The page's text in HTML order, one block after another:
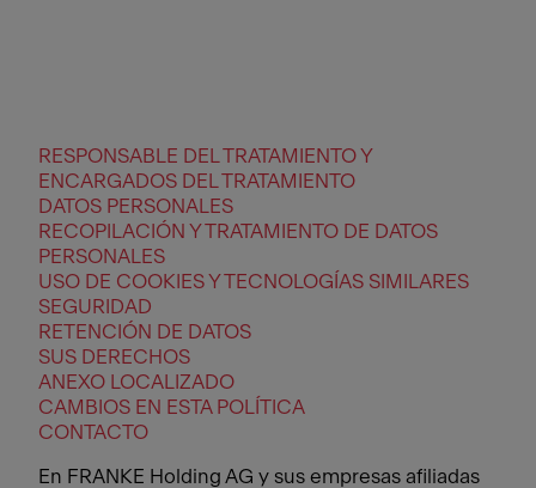
RESPONSABLE DEL TRATAMIENTO Y
ENCARGADOS DEL TRATAMIENTO
DATOS PERSONALES
RECOPILACIÓN Y TRATAMIENTO DE DATOS
PERSONALES
USO DE COOKIES Y TECNOLOGÍAS SIMILARES
SEGURIDAD
RETENCIÓN DE DATOS
SUS DERECHOS
ANEXO LOCALIZADO
CAMBIOS EN ESTA POLÍTICA
CONTACTO
En FRANKE Holding AG y sus empresas afiliadas